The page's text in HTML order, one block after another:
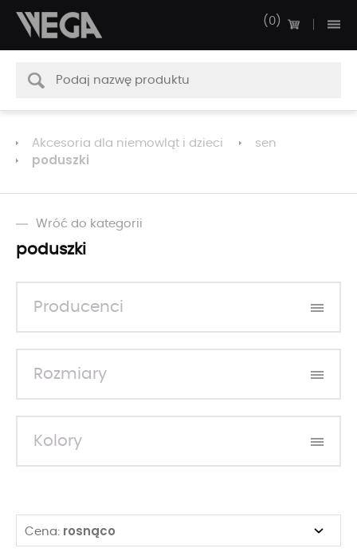
0
Akcesoria dla niemowląt i dzieci sen
poduszki
Wróć do kategorii
poduszki
Producenci
Rozmiary
Kolory
Cena: rosnąco